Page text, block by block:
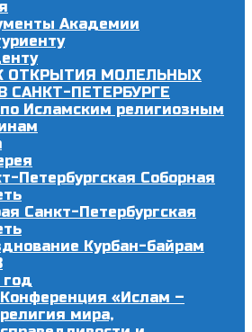
Академии
ОТКРЫТИЯ МОЛЕЛЬНЫХ
САНКТ-ПЕТЕРБУРГЕ
Исламским религиозным
Петербургская Соборная
Санкт-Петербургская
Курбан-байрам
год
Конференция «Ислам –
религия мира,